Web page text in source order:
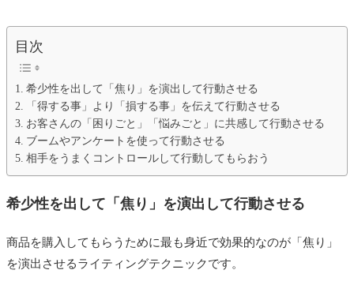
目次
希少性を出して「焦り」を演出して行動させる
「得する事」より「損する事」を伝えて行動させる
お客さんの「困りごと」「悩みごと」に共感して行動させる
ブームやアンケートを使って行動させる
相手をうまくコントロールして行動してもらおう
希少性を出して「焦り」を演出して行動させる
商品を購入してもらうために最も身近で効果的なのが「焦り」
を演出させるライティングテクニックです。